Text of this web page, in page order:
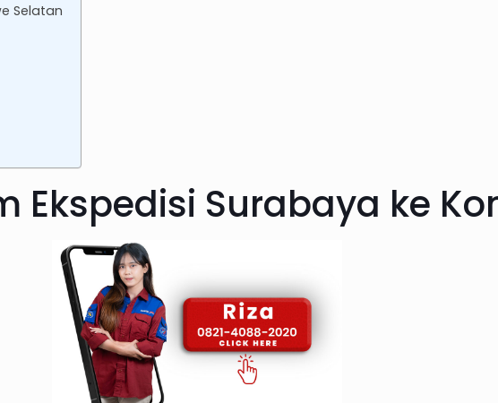
Selatan
Ekspedisi Surabaya ke